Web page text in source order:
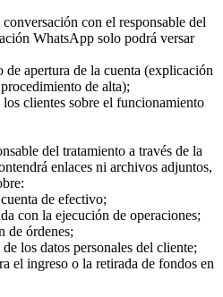
con el responsable del
WhatsApp solo podrá versar
de apertura de la cuenta (explicación
de alta);
los clientes sobre el funcionamiento
del tratamiento a través de la
enlaces ni archivos adjuntos,
de efectivo;
con la ejecución de operaciones;
de órdenes;
los datos personales del cliente;
el ingreso o la retirada de fondos en